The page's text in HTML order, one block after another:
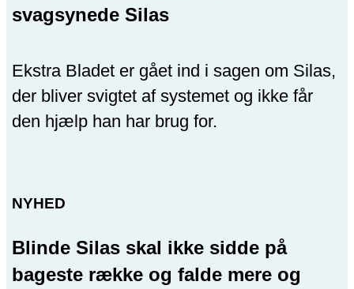
svagsynede Silas
Ekstra Bladet er gået ind i sagen om Silas,
der bliver svigtet af systemet og ikke får
den hjælp han har brug for.
NYHED
Blinde Silas skal ikke sidde på
bageste række og falde mere og